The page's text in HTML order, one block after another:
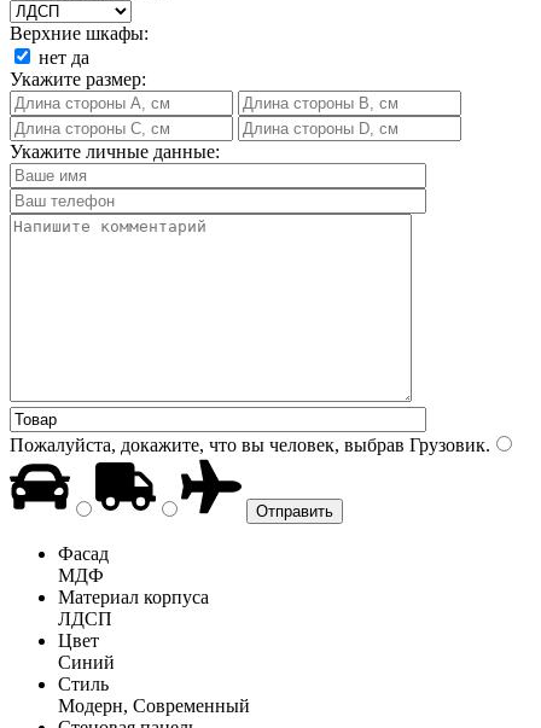
Верхние шкафы:
нет да
Укажите размер:
Укажите личные данные:
Пожалуйста, докажите, что вы человек, выбрав Грузовик.
Фасад
МДФ
Материал корпуса
ЛДСП
Цвет
Синий
Стиль
Модерн, Современный